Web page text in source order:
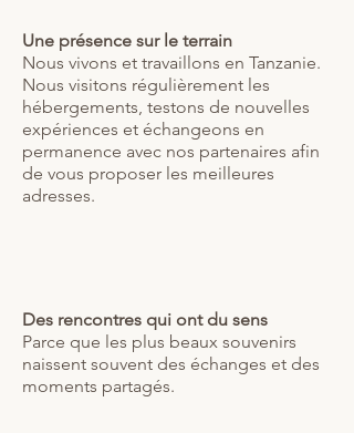
Une présence sur le terrain
Nous vivons et travaillons en Tanzanie.
Nous visitons régulièrement les
hébergements, testons de nouvelles
expériences et échangeons en
permanence avec nos partenaires afin
de vous proposer les meilleures
adresses.
Des rencontres qui ont du sens
Parce que les plus beaux souvenirs
naissent souvent des échanges et des
moments partagés.